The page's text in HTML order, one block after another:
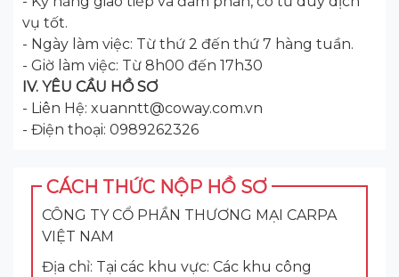
vụ tốt.
- Ngày làm việc: Từ thứ 2 đến thứ 7 hàng tuần.
- Giờ làm việc: Từ 8h00 đến 17h30
IV. YÊU CẦU HỒ SƠ
- Liên Hệ: xuanntt@coway.com.vn
- Điện thoại: 0989262326
CÁCH THỨC NỘP HỒ SƠ
CÔNG TY CỔ PHẦN THƯƠNG MẠI CARPA
VIỆT NAM
Địa chỉ: Tại các khu vực: Các khu công